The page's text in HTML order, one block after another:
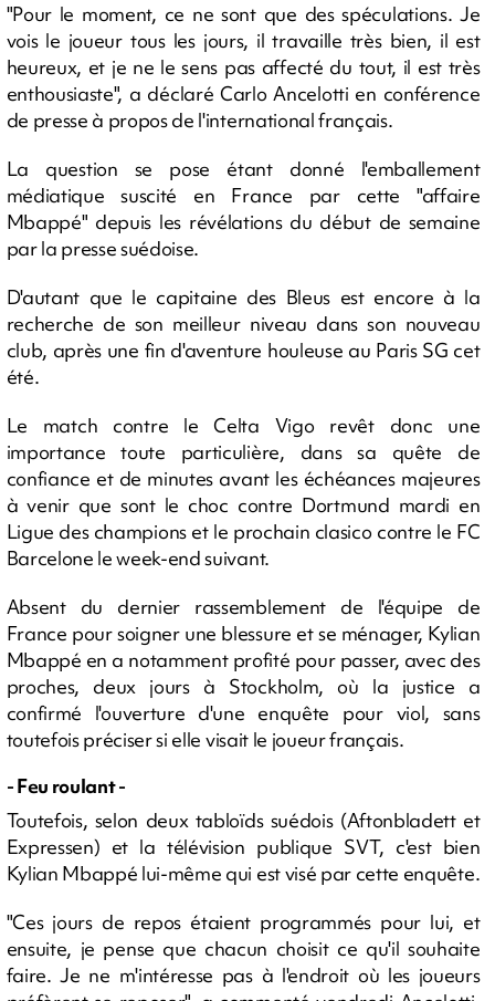
"Pour le moment, ce ne sont que des spéculations. Je
vois le joueur tous les jours, il travaille très bien, il est
heureux, et je ne le sens pas affecté du tout, il est très
enthousiaste", a déclaré Carlo Ancelotti en conférence
de presse à propos de l'international français.
La question se pose étant donné l'emballement
médiatique suscité en France par cette "affaire
Mbappé" depuis les révélations du début de semaine
par la presse suédoise.
D'autant que le capitaine des Bleus est encore à la
recherche de son meilleur niveau dans son nouveau
club, après une fin d'aventure houleuse au Paris SG cet
été.
Le match contre le Celta Vigo revêt donc une
importance toute particulière, dans sa quête de
confiance et de minutes avant les échéances majeures
à venir que sont le choc contre Dortmund mardi en
Ligue des champions et le prochain clasico contre le FC
Barcelone le week-end suivant.
Absent du dernier rassemblement de l'équipe de
France pour soigner une blessure et se ménager, Kylian
Mbappé en a notamment profité pour passer, avec des
proches, deux jours à Stockholm, où la justice a
confirmé l'ouverture d'une enquête pour viol, sans
toutefois préciser si elle visait le joueur français.
- Feu roulant -
Toutefois, selon deux tabloïds suédois (Aftonbladett et
Expressen) et la télévision publique SVT, c'est bien
Kylian Mbappé lui-même qui est visé par cette enquête.
"Ces jours de repos étaient programmés pour lui, et
ensuite, je pense que chacun choisit ce qu'il souhaite
faire. Je ne m'intéresse pas à l'endroit où les joueurs